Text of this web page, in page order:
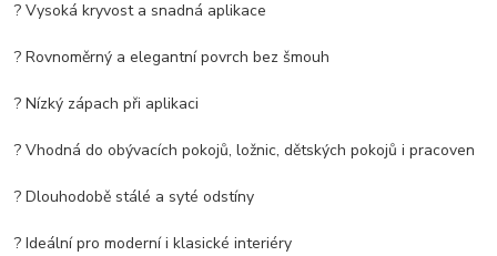
? Vysoká kryvost a snadná aplikace
? Rovnoměrný a elegantní povrch bez šmouh
? Nízký zápach při aplikaci
? Vhodná do obývacích pokojů, ložnic, dětských pokojů i pracoven
? Dlouhodobě stálé a syté odstíny
? Ideální pro moderní i klasické interiéry